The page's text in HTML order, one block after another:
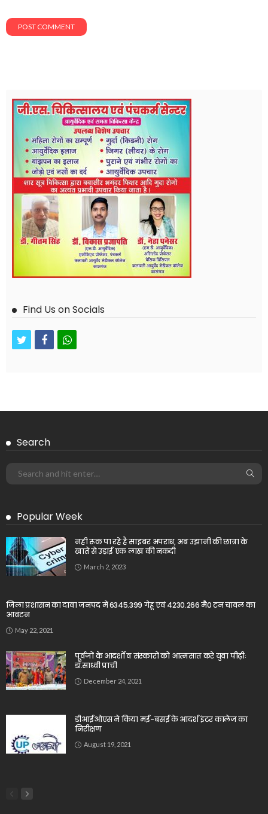
Find Us on Socials
twitterfacebookwhatsapp
Search
Popular Week
नही रूक पा रहे है साइबर अपराध, अब उझानी की छात्रा के
खाते से उड़ाई एक लाख की नकदी
March 2, 2023
जिला प्रशासन का दावा जनपद में 6345.399 गेहू एवं 4230.266 मै0 टन चावल का
आवंटन
May 22, 2021
पूर्वजों के आदर्शों व संस्कारों को आत्मसात करे युवा पीढ़ीः
डॉ.साध्वी प्राची
December 24, 2021
डीआईओएस ने किया मई-बसई के आदर्श इंटर कालेज का
निरीक्षण
August 19, 2021